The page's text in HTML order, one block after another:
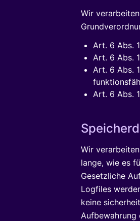
Wir
Art. 6 Abs.
Art. 6 Abs.
Art. 6 Abs.
Art. 6 Abs.
Wir
lange, wie es
Gesetzliche
Logfiles
keine
Aufbewahrung